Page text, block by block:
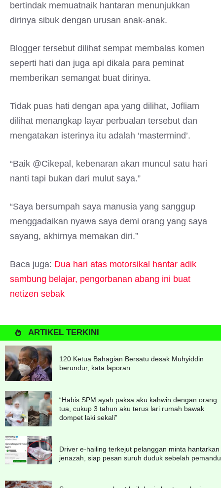
bertindak memuatnaik hantaran menunjukkan
dirinya sibuk dengan urusan anak-anak.
Blogger tersebut dilihat sempat membalas komen
seperti hati dan juga api dikala para peminat
memberikan semangat buat dirinya.
Tidak puas hati dengan apa yang dilihat, Jofliam
dilihat menangkap layar perbualan tersebut dan
mengatakan isterinya itu adalah ‘mastermind’.
“Baik @Cikepal, kebenaran akan muncul satu hari
nanti tapi bukan dari mulut saya.”
“Saya bersumpah saya manusia yang sanggup
menggadaikan nyawa saya demi orang yang saya
sayang, akhirnya memakan diri.”
Baca juga: Dua hari atas motorsikal hantar adik
sambung belajar, pengorbanan abang ini buat
netizen sebak
ARTIKEL TERKINI
120 Ketua Bahagian Bersatu desak Muhyiddin
berundur, kata laporan
“Habis SPM ayah paksa aku kahwin dengan orang
tua, cukup 3 tahun aku terus lari rumah bawak
dompet laki sekali”
Driver e-hailing terkejut pelanggan minta hantarkan
jenazah, siap pesan suruh duduk sebelah pemandu